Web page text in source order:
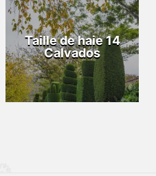
Taille de haie 14
Calvados